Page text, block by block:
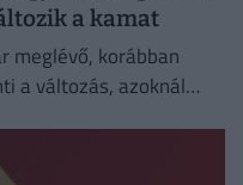
a kamat
meglévő, korábban
a változás, azoknál